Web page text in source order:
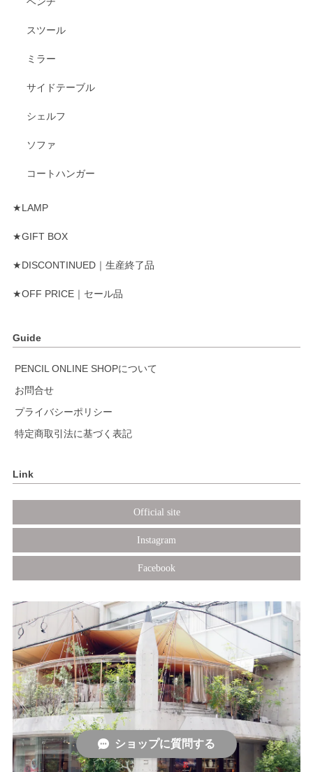
スツール
ミラー
サイドテーブル
シェルフ
ソファ
コートハンガー
★LAMP
★GIFT BOX
★DISCONTINUED｜生産終了品
★OFF PRICE｜セール品
Guide
PENCIL ONLINE SHOPについて
お問合せ
プライバシーポリシー
特定商取引法に基づく表記
Link
Official site
Instagram
Facebook
ショップに質問する